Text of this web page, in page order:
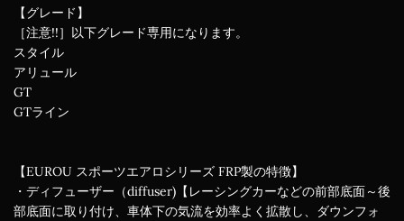
【グレード】
［注意!!］以下グレード専用になります。
スタイル
アリュール
GT
GTライン
【EUROU スポーツエアロシリーズ FRP製の特徴】
・ディフューザー（diffuser)【レーシングカーなどの前部底面～後
部底面に取り付け、車体下の気流を効率よく拡散し、ダウンフォ